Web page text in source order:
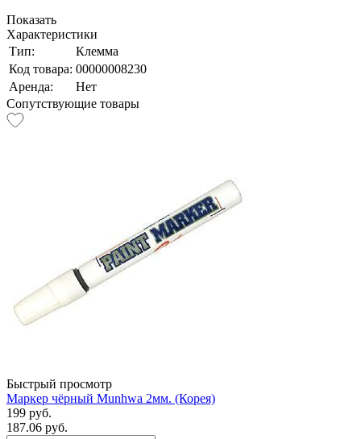
Показать
Характеристики
Тип:
Клемма
Код товара: 00000008230
Аренда:
Нет
Сопутствующие товары
Быстрый просмотр
Маркер чёрный Munhwa 2мм. (Корея)
199 руб.
187.06 руб.